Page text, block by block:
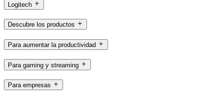
Logitech
Descubre los productos
Para aumentar la productividad
Para gaming y streaming
Para empresas